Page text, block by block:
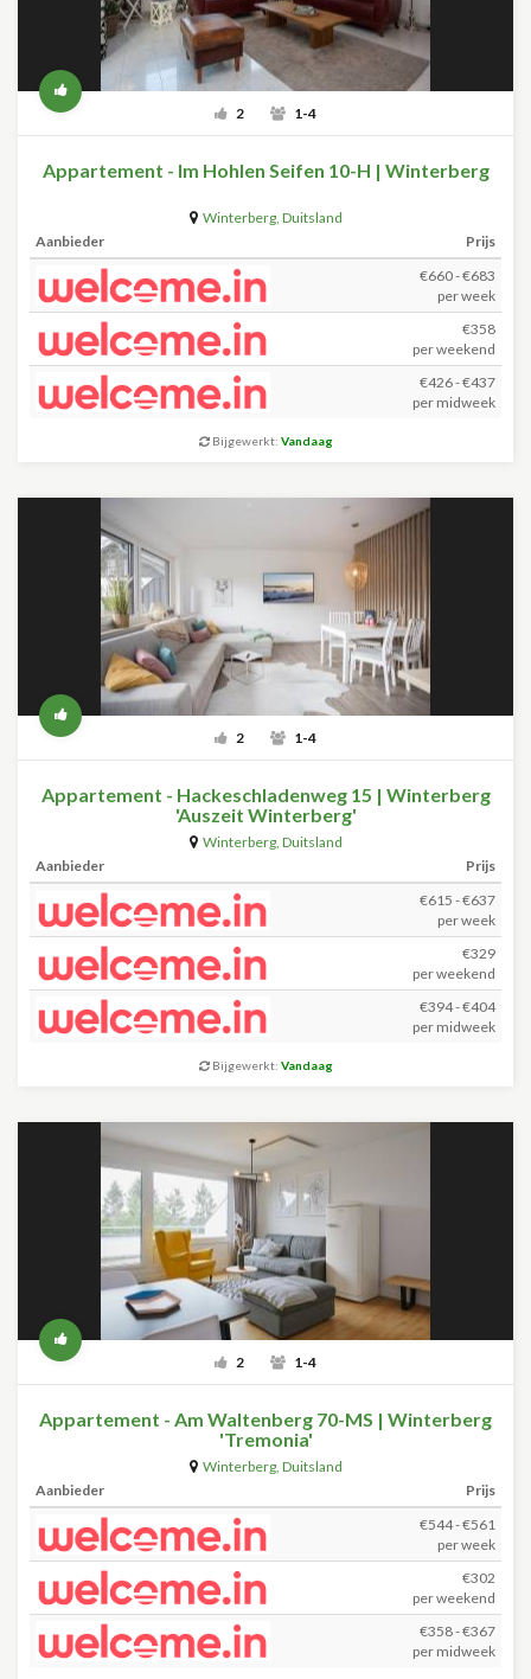
2 1-4
Appartement - Im Hohlen Seifen 10-H | Winterberg
Winterberg, Duitsland
Aanbieder
Prijs
€660 - €683
per week
€358
per weekend
€426 - €437
per midweek
Bijgewerkt: Vandaag
2 1-4
Appartement - Hackeschladenweg 15 | Winterberg
'Auszeit Winterberg'
Winterberg, Duitsland
Aanbieder
Prijs
€615 - €637
per week
€329
per weekend
€394 - €404
per midweek
Bijgewerkt: Vandaag
2 1-4
Appartement - Am Waltenberg 70-MS | Winterberg
'Tremonia'
Winterberg, Duitsland
Aanbieder
Prijs
€544 - €561
per week
€302
per weekend
€358 - €367
per midweek